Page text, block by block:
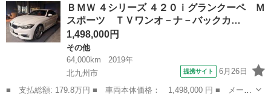
ｄグランクーペ プレイ エディションジョイ＋ 認定中古車 ハー
フレザー...
ＢＭＷ ４シリーズ ４２０ｉグランクーペ Ｍ
スポーツ ＴＶワンオ－ナ－バックカ…
1,498,000円
その他
64,000km
2019年
北九州市
提携サイト 6月26日
■ 支払総額: 179.8万円 ■ 車両本体価格： 1,498,000 円 ■ メーカ